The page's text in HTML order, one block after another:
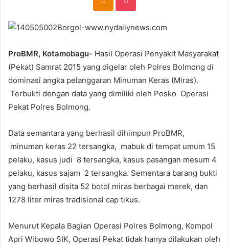
ProBMR, Kotamobagu- Hasil Operasi Penyakit Masyarakat
(Pekat) Samrat 2015 yang digelar oleh Polres Bolmong di
dominasi angka pelanggaran Minuman Keras (Miras).
Terbukti dengan data yang dimiliki oleh Posko Operasi
Pekat Polres Bolmong.
Data semantara yang berhasil dihimpun ProBMR,
minuman keras 22 tersangka, mabuk di tempat umum 15
pelaku, kasus judi 8 tersangka, kasus pasangan mesum 4
pelaku, kasus sajam 2 tersangka. Sementara barang bukti
yang berhasil disita 52 botol miras berbagai merek, dan
1278 liter miras tradisional cap tikus.
Menurut Kepala Bagian Operasi Polres Bolmong, Kompol
Apri Wibowo SIK, Operasi Pekat tidak hanya dilakukan oleh